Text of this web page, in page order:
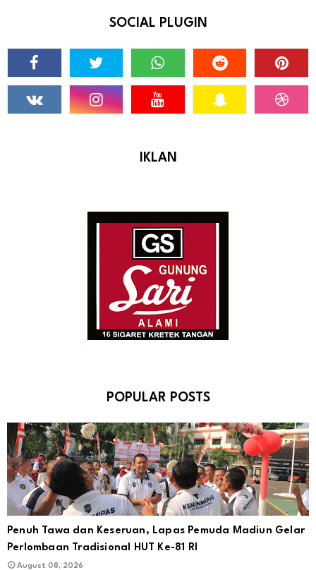
SOCIAL PLUGIN
IKLAN
POPULAR POSTS
Penuh Tawa dan Keseruan, Lapas Pemuda Madiun Gelar
Perlombaan Tradisional HUT Ke-81 RI
August 08, 2026